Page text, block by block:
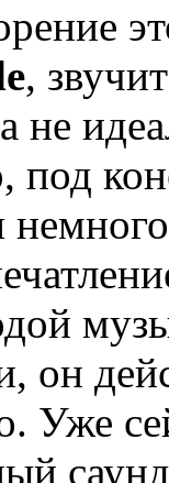
,
не
под
он
Уже